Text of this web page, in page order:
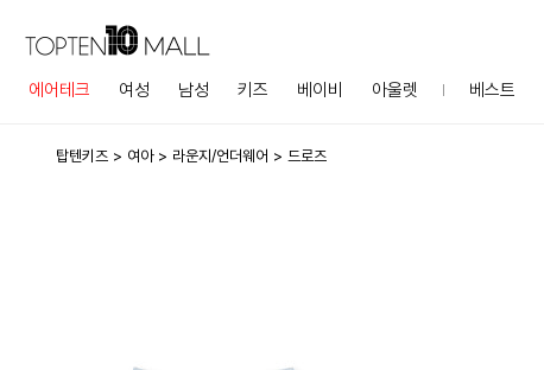
에어테크 여성 남성 키즈 베이비 아울렛 베스트
탑텐키즈 여아 라운지/언더웨어 드로즈